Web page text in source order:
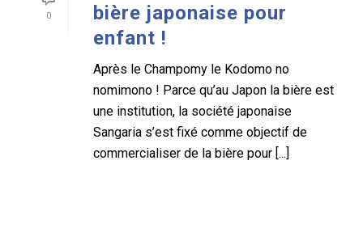
0
bière japonaise pour
enfant !
Après le Champomy le Kodomo no
nomimono ! Parce qu’au Japon la bière est
une institution, la société japonaise
Sangaria s’est fixé comme objectif de
commercialiser de la bière pour [...]